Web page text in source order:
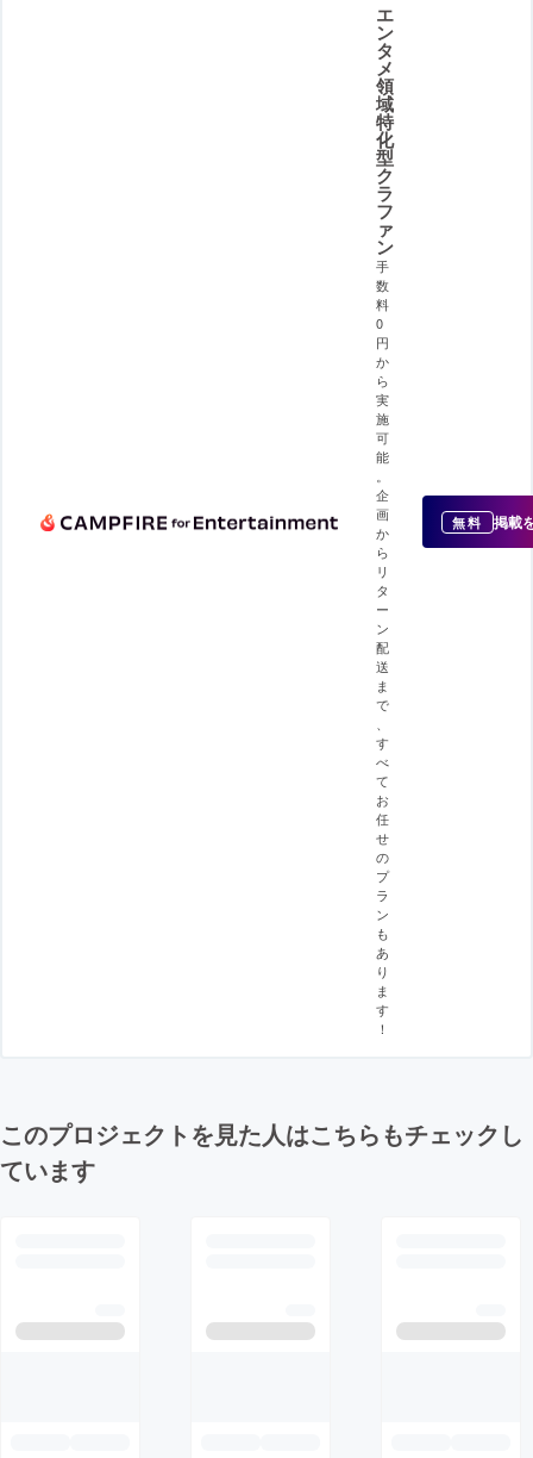
エ
ン
タ
メ
領
域
特
化
型
ク
ラ
フ
ァ
ン
手
数
料
0
円
か
ら
実
施
可
能
。
企
画
か
ら
リ
タ
ー
ン
配
送
ま
で
、
す
べ
て
お
任
せ
の
プ
ラ
ン
も
あ
り
ま
す
！
無料 掲載
このプロジェクトを見た人はこちらもチェックし
ています